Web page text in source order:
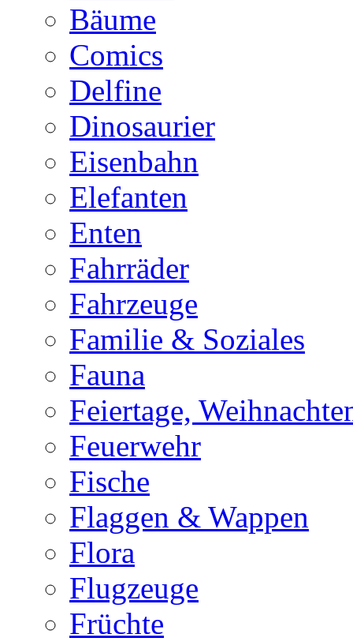
Bäume
Comics
Delfine
Dinosaurier
Eisenbahn
Elefanten
Enten
Fahrräder
Fahrzeuge
Familie & Soziales
Fauna
Feiertage,
Feuerwehr
Fische
Flaggen & Wappen
Flora
Flugzeuge
Früchte